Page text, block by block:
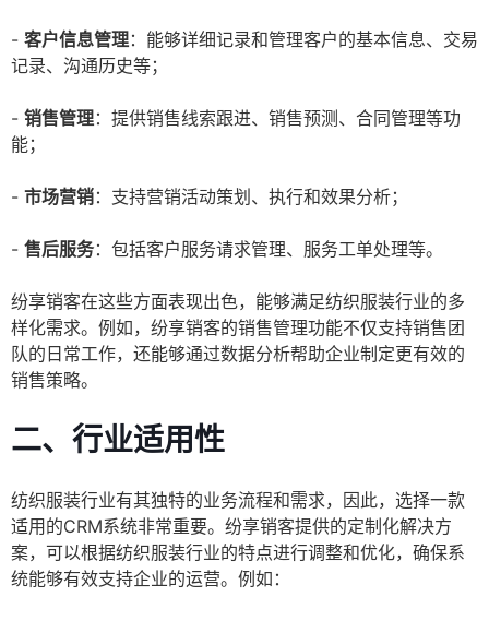
- 客户信息管理：能够详细记录和管理客户的基本信息、交易
记录、沟通历史等；
- 销售管理：提供销售线索跟进、销售预测、合同管理等功
能；
- 市场营销：支持营销活动策划、执行和效果分析；
- 售后服务：包括客户服务请求管理、服务工单处理等。
纷享销客在这些方面表现出色，能够满足纺织服装行业的多
样化需求。例如，纷享销客的销售管理功能不仅支持销售团
队的日常工作，还能够通过数据分析帮助企业制定更有效的
销售策略。
二、行业适用性
纺织服装行业有其独特的业务流程和需求，因此，选择一款
适用的CRM系统非常重要。纷享销客提供的定制化解决方
案，可以根据纺织服装行业的特点进行调整和优化，确保系
统能够有效支持企业的运营。例如：